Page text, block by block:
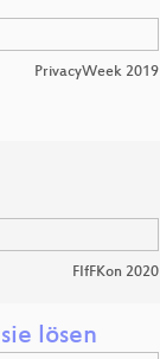
PrivacyWeek 2019
FIfFKon 2020
lösen